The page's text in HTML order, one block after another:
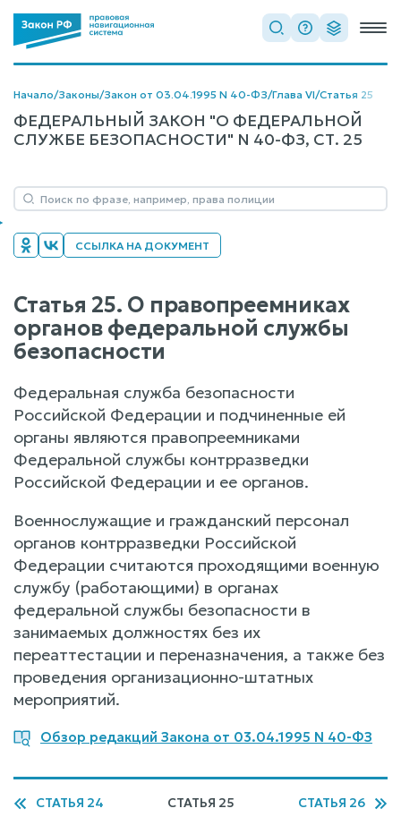
Начало/Законы/Закон от 03.04.1995 N 40-ФЗ/Глава VI/Статья 25
ФЕДЕРАЛЬНЫЙ ЗАКОН "О ФЕДЕРАЛЬНОЙ
СЛУЖБЕ БЕЗОПАСНОСТИ" N 40-ФЗ, СТ. 25
ССЫЛКА НА ДОКУМЕНТ
Статья 25. О правопреемниках
органов федеральной службы
безопасности
Федеральная служба безопасности
Российской Федерации и подчиненные ей
органы являются правопреемниками
Федеральной службы контрразведки
Российской Федерации и ее органов.
Военнослужащие и гражданский персонал
органов контрразведки Российской
Федерации считаются проходящими военную
службу (работающими) в органах
федеральной службы безопасности в
занимаемых должностях без их
переаттестации и переназначения, а также без
проведения организационно-штатных
мероприятий.
Обзор редакций Закона от 03.04.1995 N 40-ФЗ
СТАТЬЯ 24 СТАТЬЯ 25 СТАТЬЯ 26